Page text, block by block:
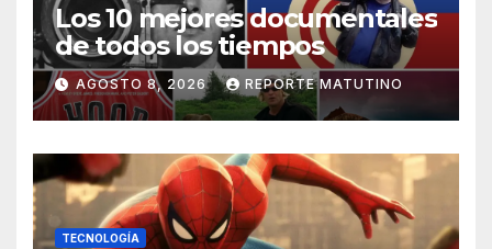
Los 10 mejores documentales
de todos los tiempos
AGOSTO 8, 2026 REPORTE MATUTINO
TECNOLOGÍA